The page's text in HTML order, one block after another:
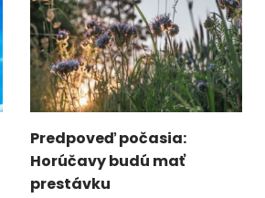
Predpoveď počasia:
Horúčavy budú mať
prestávku